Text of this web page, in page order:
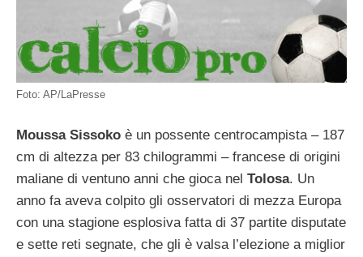
Foto: AP/LaPresse
Moussa Sissoko è un possente centrocampista – 187
cm di altezza per 83 chilogrammi – francese di origini
maliane di ventuno anni che gioca nel Tolosa. Un
anno fa aveva colpito gli osservatori di mezza Europa
con una stagione esplosiva fatta di 37 partite disputate
e sette reti segnate, che gli è valsa l’elezione a miglior